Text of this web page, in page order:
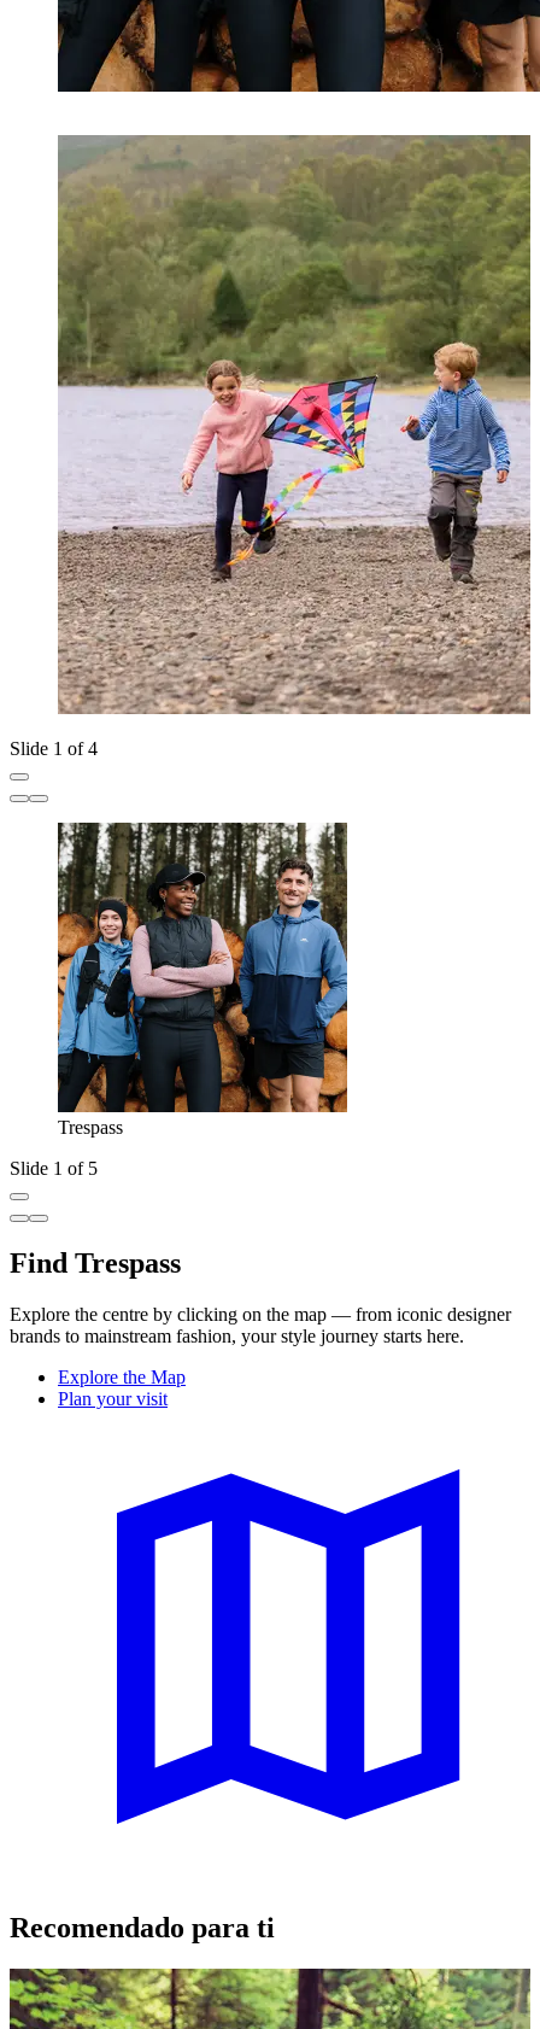
Slide 1 of 4
Trespass
Slide 1 of 5
Find Trespass
Explore the centre by clicking on the map — from iconic designer
brands to mainstream fashion, your style journey starts here.
Explore the Map
Plan your visit
Recomendado para ti